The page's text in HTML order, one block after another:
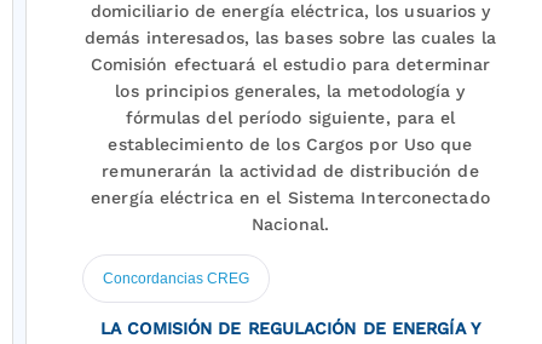
domiciliario de energía eléctrica, los usuarios y
demás interesados, las bases sobre las cuales la
Comisión efectuará el estudio para determinar
los principios generales, la metodología y
fórmulas del período siguiente, para el
establecimiento de los Cargos por Uso que
remunerarán la actividad de distribución de
energía eléctrica en el Sistema Interconectado
Nacional.
Concordancias CREG
LA COMISIÓN DE REGULACIÓN DE ENERGÍA Y